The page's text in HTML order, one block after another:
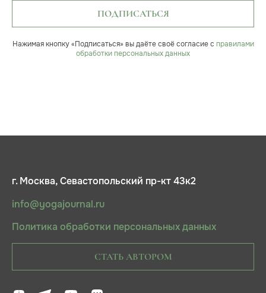
ПОДПИСАТЬСЯ
Нажимая кнопку «Подписаться» вы даёте своё согласие с правилами
обработки персональных данных
г. Москва, Севастопольский пр-кт 43к2
info@yogajournal.ru
Политика обработки персональных данных
СТАТЬ АВТОРОМ